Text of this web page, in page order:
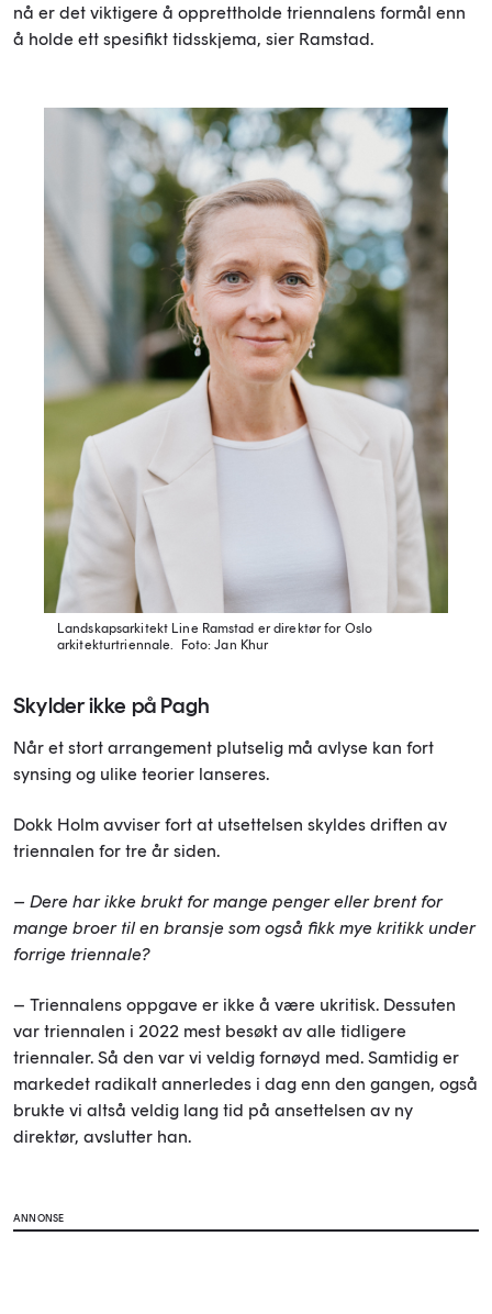
nå er det viktigere å opprettholde triennalens formål enn
å holde ett spesifikt tidsskjema, sier Ramstad.
Landskapsarkitekt Line Ramstad er direktør for Oslo
arkitekturtriennale.
Foto: Jan Khur
Skylder ikke på Pagh
Når et stort arrangement plutselig må avlyse kan fort
synsing og ulike teorier lanseres.
Dokk Holm avviser fort at utsettelsen skyldes driften av
triennalen for tre år siden.
– Dere har ikke brukt for mange penger eller brent for
mange broer til en bransje som også fikk mye kritikk under
forrige triennale?
– Triennalens oppgave er ikke å være ukritisk. Dessuten
var triennalen i 2022 mest besøkt av alle tidligere
triennaler. Så den var vi veldig fornøyd med. Samtidig er
markedet radikalt annerledes i dag enn den gangen, også
brukte vi altså veldig lang tid på ansettelsen av ny
direktør, avslutter han.
ANNONSE